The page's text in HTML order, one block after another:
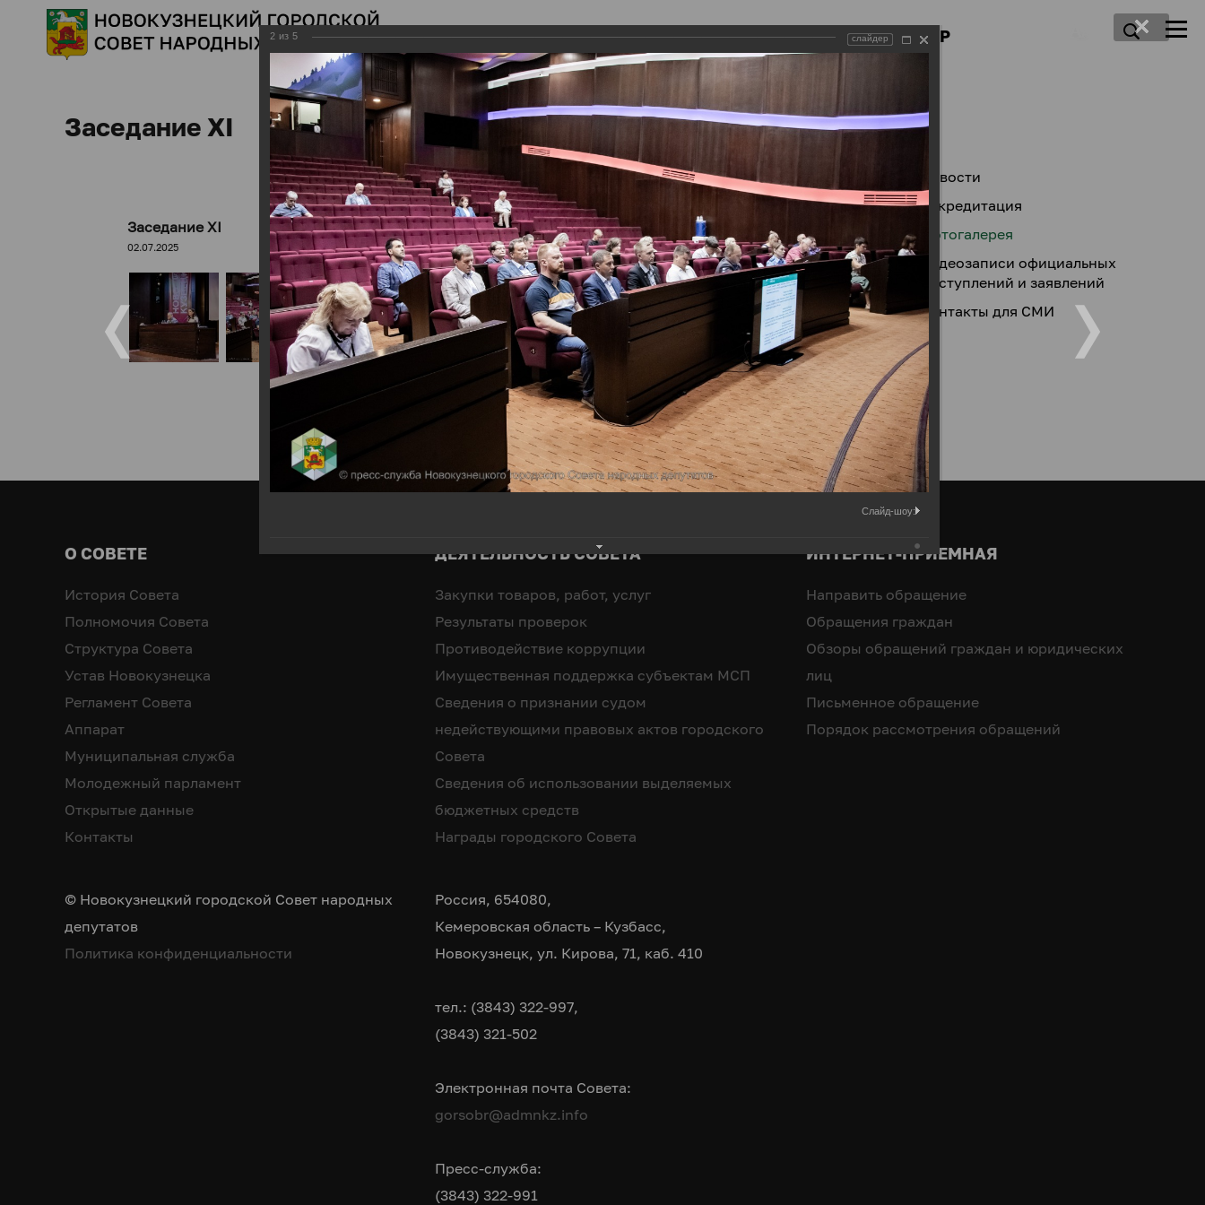
ДЕПУТАТЫ ПРАВОТВОРЧЕСТВО ПРЕСС-ЦЕНТР
Заседание XI
Заседание XI
02.07.2025
Новости
Аккредитация
Фотогалерея
Видеозаписи официальных
выступлений и заявлений
Контакты для СМИ
О СОВЕТЕ
История Совета
Полномочия Совета
Структура Совета
Устав Новокузнецка
Регламент Совета
Аппарат
Муниципальная служба
Молодежный парламент
Открытые данные
Контакты
ДЕЯТЕЛЬНОСТЬ СОВЕТА
Закупки товаров, работ, услуг
Результаты проверок
Противодействие коррупции
Имущественная поддержка субъектам МСП
Сведения о признании судом
недействующими правовых актов городского
Совета
Сведения об использовании выделяемых
бюджетных средств
Награды городского Совета
ИНТЕРНЕТ-ПРИЕМНАЯ
Направить обращение
Обращения граждан
Обзоры обращений граждан и юридических
лиц
Письменное обращение
Порядок рассмотрения обращений
© Новокузнецкий городской Совет народных
депутатов
Политика конфиденциальности
Россия, 654080,
Кемеровская область – Кузбасс,
Новокузнецк, ул. Кирова, 71, каб. 410
тел.: (3843) 322-997,
(3843) 321-502
Электронная почта Совета:
gorsobr@admnkz.info
Пресс-служба:
(3843) 322-991
2 из 5 слайдер
Слайд-шоу: